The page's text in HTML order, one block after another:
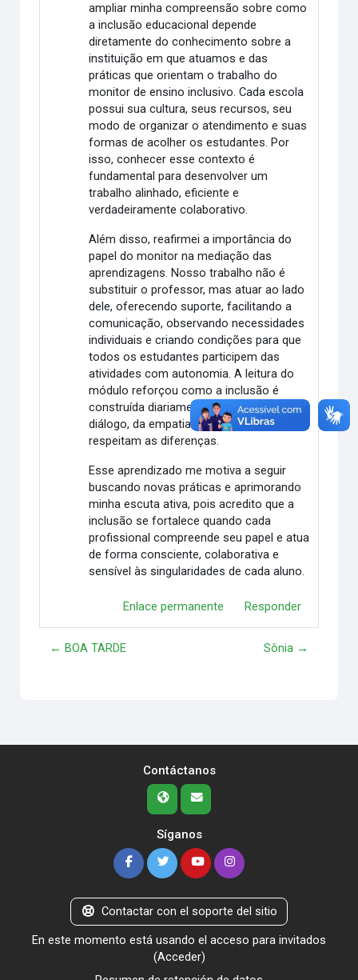
ampliar minha compreensão sobre como
a inclusão educacional depende
diretamente do conhecimento sobre a
instituição em que atuamos e das
práticas que orientam o trabalho do
monitor de ensino inclusivo. Cada escola
possui sua cultura, seus recursos, seu
modo de organizar o atendimento e suas
formas de acolher os estudantes. Por
isso, conhecer esse contexto é
fundamental para desenvolver um
trabalho alinhado, eficiente e
verdadeiramente colaborativo.
Além disso, reafirmei a importância do
papel do monitor na mediação das
aprendizagens. Nosso trabalho não é
substituir o professor, mas atuar ao lado
dele, oferecendo suporte, facilitando a
comunicação, observando necessidades
individuais e criando condições para que
todos os estudantes participem das
atividades com autonomia. A leitura do
módulo reforçou como a inclusão é
construída diariamente, por meio do
diálogo, da empatia e de estratégias que
respeitam as diferenças.
Esse aprendizado me motiva a seguir
buscando novas práticas e aprimorando
minha escuta ativa, pois acredito que a
inclusão se fortalece quando cada
profissional compreende seu papel e atua
de forma consciente, colaborativa e
sensível às singularidades de cada aluno.
Enlace permanente Responder
← BOA TARDE Sônia →
Contáctanos
Síganos
Contactar con el soporte del sitio
En este momento está usando el acceso para invitados
(Acceder)